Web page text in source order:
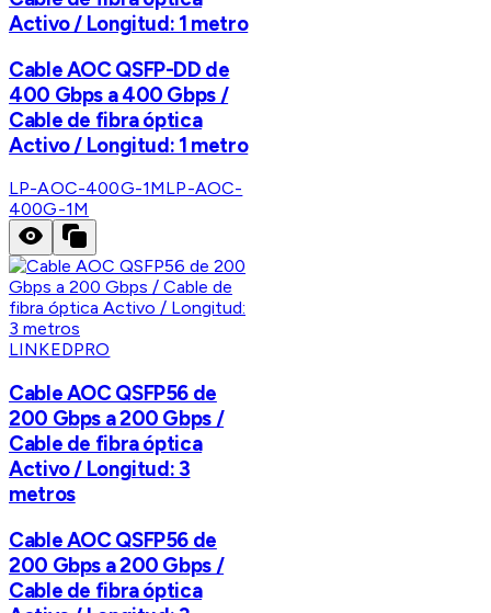
Activo / Longitud: 1 metro
Cable AOC QSFP-DD de
400 Gbps a 400 Gbps /
Cable de fibra óptica
Activo / Longitud: 1 metro
LP-AOC-400G-1MLP-AOC-
400G-1M
LINKEDPRO
Cable AOC QSFP56 de
200 Gbps a 200 Gbps /
Cable de fibra óptica
Activo / Longitud: 3
metros
Cable AOC QSFP56 de
200 Gbps a 200 Gbps /
Cable de fibra óptica